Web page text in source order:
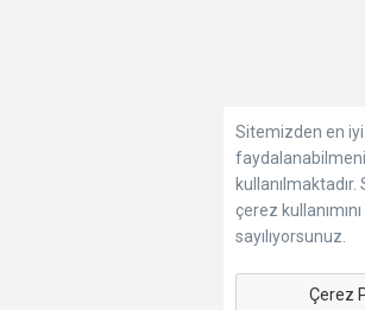
Sitemizden en
çerez
sayılıyorsunuz.
Çerez